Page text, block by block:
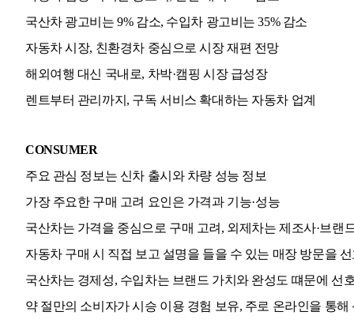
국산차 광고비는 9% 감소, 수입차 광고비는 35% 감소
자동차 시장, 친환경차 중심으로 시장 재편 전망
해외여행 대신 국내로, 차박·캠핑 시장 급성장
렌트부터 관리까지, 구독 서비스 확대하는 자동차 업계
CONSUMER
주요 관심 정보는 신차 출시와 차량 성능 정보
가장 주요한 구매 고려 요인은 가격과 기능·성능
국산차는 가격을 중심으로 구매 고려, 외제차는 제조사·브랜
자동차 구매 시 직접 보고 설명을 들을 수 있는 매장 방문을 선
국산차는 경제성, 수입차는 브랜드 가치와 완성도 떄문에 선
약 절만의 소비자가 시승 이용 경험 보유, 주로 온라인을 통해